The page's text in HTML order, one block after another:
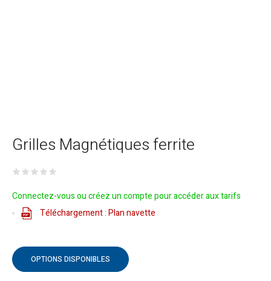
Grilles Magnétiques ferrite
Connectez-vous ou créez un compte pour accéder aux tarifs
Téléchargement : Plan navette
OPTIONS DISPONIBLES